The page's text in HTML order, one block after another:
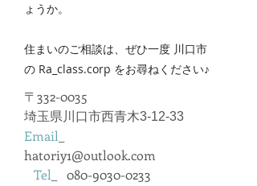
ょうか。
住まいのご相談は、ぜひ一度 川口市
の Ra_class.corp をお尋ねください♪
〒332-0035
埼玉県川口市西青木3-12-33
Email
hatoriy1@outlook.com
Tel
080-9030-0233